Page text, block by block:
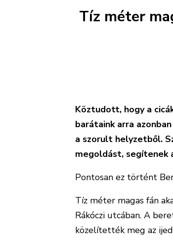
Tíz méter
Köztudott, hogy a
barátaink arra
a szorult helyzetből.
megoldást, segítenek
Pontosan ez történt
Tíz méter magas fán
Rákóczi utcában. A
közelítették meg az